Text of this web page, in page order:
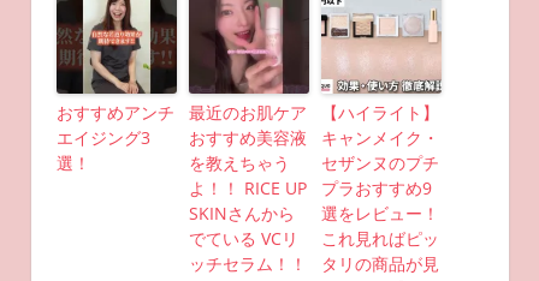
おすすめアンチ
エイジング3
選！
最近のお肌ケア
おすすめ美容液
を教えちゃう
よ！！ RICE UP
SKINさんから
でている VCリ
ッチセラム！！
【ハイライト】
キャンメイク・
セザンヌのプチ
プラおすすめ9
選をレビュー！
これ見ればピッ
タリの商品が見